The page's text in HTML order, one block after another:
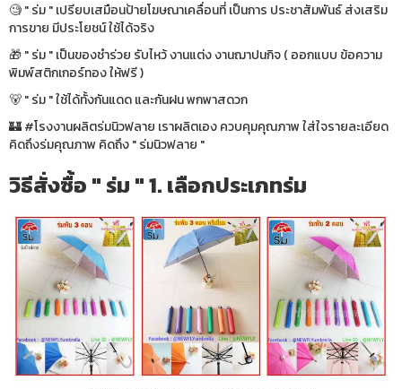
🧐 " ร่ม " เปรียบเสมือนป้ายโฆษณาเคลื่อนที่ เป็นการ ประชาสัมพันธ์ ส่งเสริม
การขาย มีประโยชน์ ใช้ได้จริง
🎁 " ร่ม " เป็นของชำร่วย รับไหว้ งานแต่ง งานฌาปนกิจ ( ออกแบบ ข้อความ
พิมพ์สติกเกอร์ทอง ให้ฟรี )
🐻 " ร่ม " ใช้ได้ทั้งกันแดด และกันฝน พกพาสดวก
🏰 #โรงงานผลิตร่มนิวฟลาย เราผลิตเอง ควบคุมคุณภาพ ใส่ใจรายละเอียด
คิดถึงร่มคุณภาพ คิดถึง " ร่มนิวฟลาย "
วิธีสั่งซื้อ " ร่ม " 1. เลือกประเภทร่ม